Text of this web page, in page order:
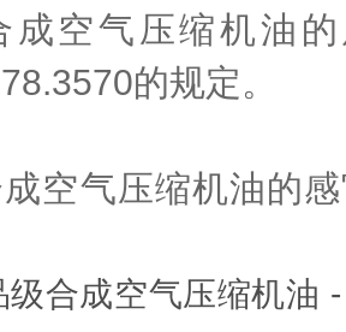
成空气压缩机油
的规定。
空气压缩机油的